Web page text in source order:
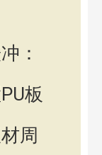
：
板
周